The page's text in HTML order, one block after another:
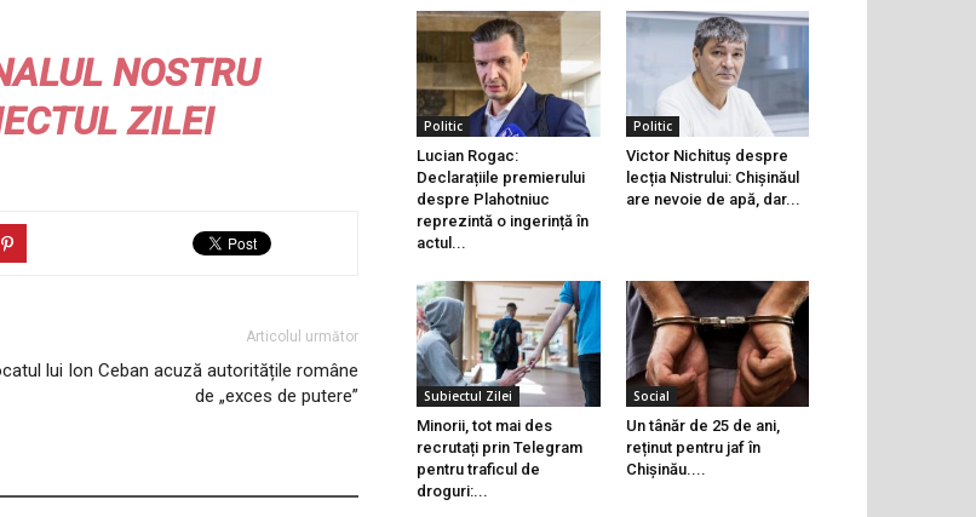
NOSTRU
ZILEI
Articolul următor
lui Ion Ceban acuză autoritățile române
de „exces de putere”
Politic
Lucian Rogac:
Declarațiile premierului
despre Plahotniuc
reprezintă o ingerință în
actul...
Politic
Victor Nichituș despre
lecția Nistrului: Chișinăul
are nevoie de apă, dar...
Subiectul Zilei
Minorii, tot mai des
recrutați prin Telegram
pentru traficul de
droguri:...
Social
Un tânăr de 25 de ani,
reținut pentru jaf în
Chișinău....